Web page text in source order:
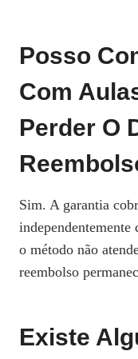
Posso
Com
Perder O
Sim. A garantia
independentemente
o método não
reembolso
Existe